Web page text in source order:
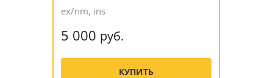
ex/nm, ins
5 000 руб.
КУПИТЬ